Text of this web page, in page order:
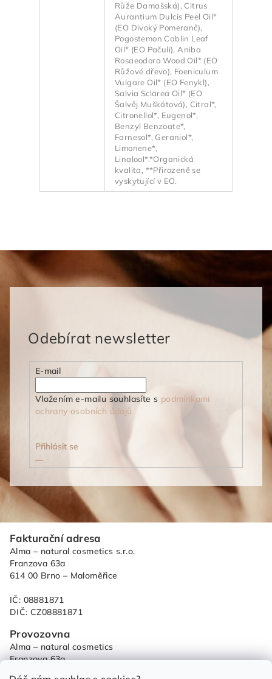
Růže Damašská), Citrus
Aurantium Dulcis Peel Oil*
(EO Divoký Pomeranč),
Pogostemon Cablin Leaf
Oil* (EO Pačuli), Aniba
Rosaeodora Wood Oil* (EO
Růžové dřevo), Foeniculum
Vulgare Oil* (EO Fenykl),
Salvia Sclarea Oil* (EO
Šalvěj Muškátová), Citral*,
Citronellol*, Eugenol*,
Benzyl Benzoate*,
Farnesol*, Geraniol*,
Limonene*,
Linalool*.*Organická
kvalita, **Přirozeně se
vyskytující v EO.
Odebírat newsletter
E-mail
Vložením e-mailu souhlasíte s podmínkami
ochrany osobních údajů
Přihlásit se
Fakturační adresa
Alma – natural cosmetics s.r.o.
Franzova 63a
614 00 Brno – Maloměřice
IČ: 08881871
DIČ: CZ08881871
Provozovna
Alma – natural cosmetics
Franzova 63a